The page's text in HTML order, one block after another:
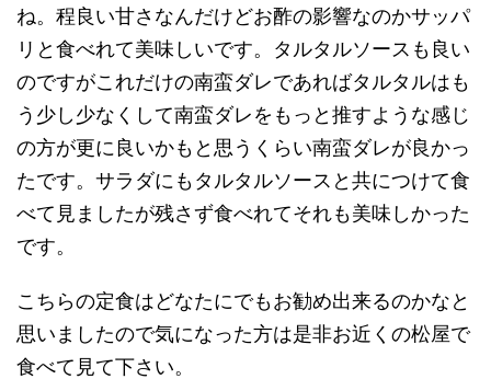
ね。程良い甘さなんだけどお酢の影響なのかサッパ
リと食べれて美味しいです。タルタルソースも良い
のですがこれだけの南蛮ダレであればタルタルはも
う少し少なくして南蛮ダレをもっと推すような感じ
の方が更に良いかもと思うくらい南蛮ダレが良かっ
たです。サラダにもタルタルソースと共につけて食
べて見ましたが残さず食べれてそれも美味しかった
です。
こちらの定食はどなたにでもお勧め出来るのかなと
思いましたので気になった方は是非お近くの松屋で
食べて見て下さい。